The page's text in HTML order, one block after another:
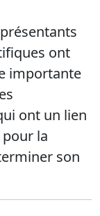
ont
importante
ont un lien
la
son